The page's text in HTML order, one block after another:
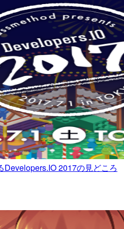
2017の見どころ